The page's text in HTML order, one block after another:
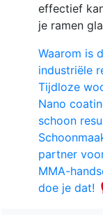
effectief
je ramen
Waarom is
industriële
Tijdloze
Nano
schoon
partner
MMA-
doe je dat!